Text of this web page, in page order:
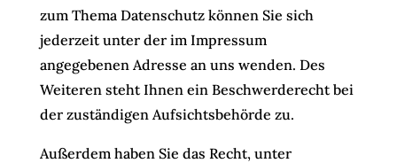
zum Thema Datenschutz können Sie sich
jederzeit unter der im Impressum
angegebenen Adresse an uns wenden. Des
Weiteren steht Ihnen ein Beschwerderecht bei
der zuständigen Aufsichtsbehörde zu.
Außerdem haben Sie das Recht, unter